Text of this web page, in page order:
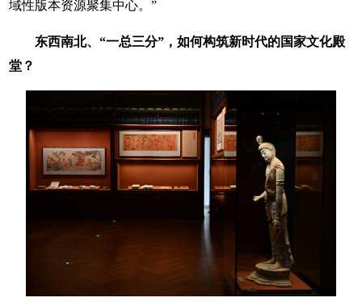
域性版本资源聚集中心。”
东西南北、“一总三分”，如何构筑新时代的国家文化殿
堂？